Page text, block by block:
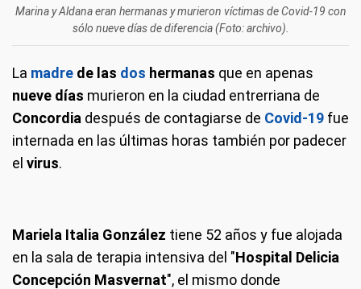
Marina y Aldana eran hermanas y murieron víctimas de Covid-19 con
sólo nueve días de diferencia (Foto: archivo).
La madre de las dos hermanas que en apenas
nueve días murieron en la ciudad entrerriana de
Concordia después de contagiarse de Covid-19 fue
internada en las últimas horas también por padecer
el virus.
Mariela Italia González tiene 52 años y fue alojada
en la sala de terapia intensiva del "Hospital Delicia
Concepción Masvernat", el mismo donde